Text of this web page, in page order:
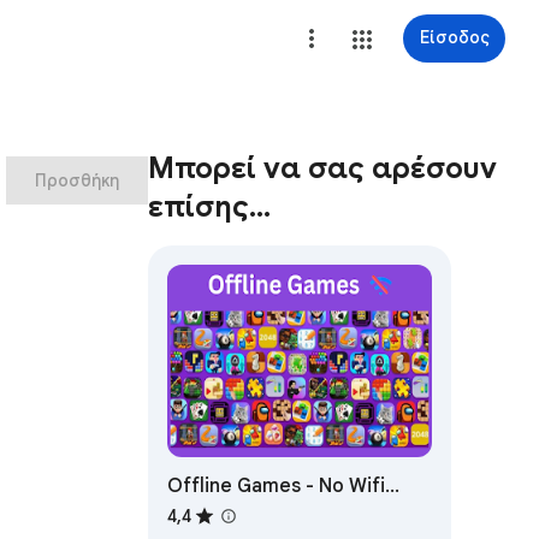
Είσοδος
Προσθήκη
Μπορεί να σας αρέσουν
επίσης…
Offline Games - No Wifi
Games
4,4